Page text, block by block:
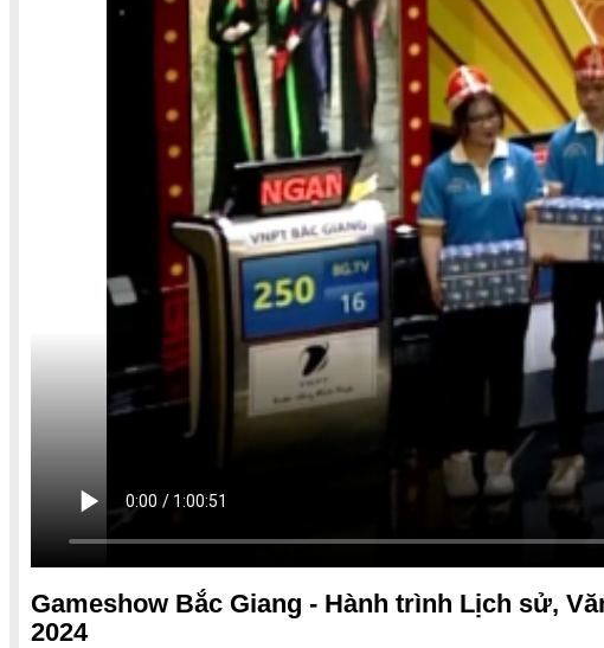
Gameshow Bắc Giang - Hành trình Lịch sử,
2024